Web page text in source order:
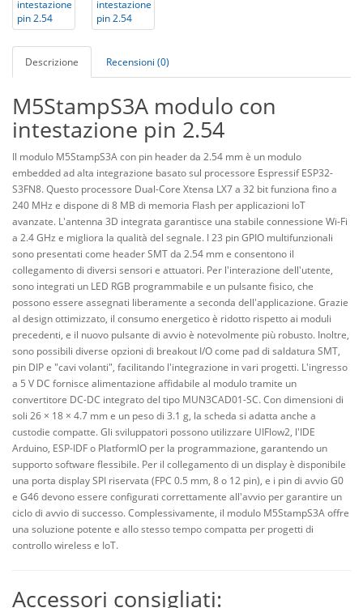
Descrizione Recensioni (0)
M5StampS3A modulo con
intestazione pin 2.54
Il modulo M5StampS3A con pin header da 2.54 mm è un modulo
embedded ad alta integrazione basato sul processore Espressif ESP32-
S3FN8. Questo processore Dual-Core Xtensa LX7 a 32 bit funziona fino a
240 MHz e dispone di 8 MB di memoria Flash per applicazioni IoT
avanzate. L'antenna 3D integrata garantisce una stabile connessione Wi-Fi
a 2.4 GHz e migliora la qualità del segnale. I 23 pin GPIO multifunzionali
sono presentati come header SMT da 2.54 mm e consentono il
collegamento di diversi sensori e attuatori. Per l'interazione dell'utente,
sono integrati un LED RGB programmabile e un pulsante fisico, che
possono essere assegnati liberamente a seconda dell'applicazione. Grazie
al design ottimizzato, il consumo energetico è ridotto rispetto ai moduli
precedenti, e il nuovo pulsante di avvio è notevolmente più robusto. Inoltre,
sono possibili diverse opzioni di breakout I/O come pad di saldatura SMT,
pin DIP e "cavi volanti", facilitando l'integrazione in vari progetti. L'ingresso
a 5 V DC fornisce alimentazione affidabile al modulo tramite un
convertitore DC-DC integrato del tipo MUN3CAD01-SC. Con dimensioni di
soli 26 × 18 × 4.7 mm e un peso di 3.1 g, la scheda si adatta anche a
custodie compatte. Gli sviluppatori possono utilizzare UIFlow2, l'IDE
Arduino, ESP-IDF o PlatformIO per la programmazione, garantendo un
supporto software flessibile. Per il collegamento di un display è disponibile
una porta display SPI riservata (FPC 0.5 mm, 8 o 12 pin), e i pin di avvio G0
e G46 devono essere configurati correttamente all'avvio per garantire un
ciclo di avvio di successo. Complessivamente, il modulo M5StampS3A offre
una soluzione potente e allo stesso tempo compatta per progetti di
controllo wireless e IoT.
Accessori consigliati: